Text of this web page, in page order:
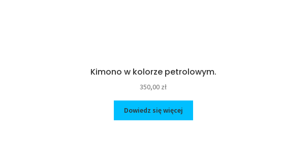
Kimono w kolorze petrolowym.
350,00 zł
Dowiedz się więcej